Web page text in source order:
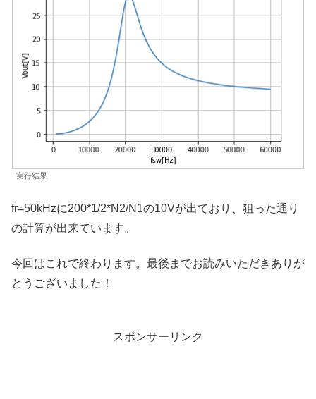
実行結果
fr=50kHzに200*1/2*N2/N1の10Vが出ており、狙った通り
の計算が出来ています。
今回はこれで終わります。最後までお読みいただきありが
とうございました！
スポンサーリンク